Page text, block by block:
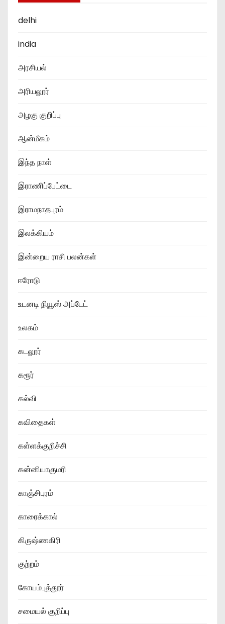
delhi
india
அரசியல்
அரியலூர்
அழகு குறிப்பு
ஆன்மீகம்
இந்த நாள்
இராணிப்பேட்டை
இராமநாதபுரம்
இலக்கியம்
இன்றைய ராசி பலன்கள்
ஈரோடு
உடனடி நியூஸ் அப்டேட்
உலகம்
கடலூர்
கரூர்
கல்வி
கவிதைகள்
கள்ளக்குறிச்சி
கன்னியாகுமரி
காஞ்சிபுரம்
காரைக்கால்
கிருஷ்ணகிரி
குற்றம்
கோயம்புத்தூர்
சமையல் குறிப்பு